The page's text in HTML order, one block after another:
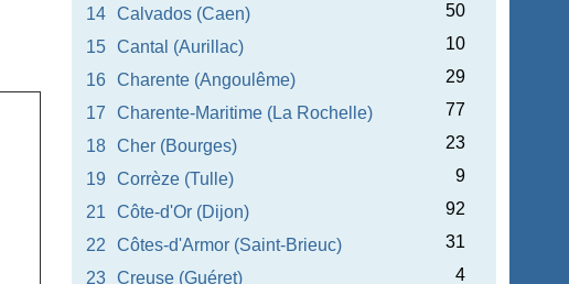
14
Calvados (Caen)
50
15
Cantal (Aurillac)
10
16
Charente (Angoulême)
29
17
Charente-Maritime (La Rochelle)
77
18
Cher (Bourges)
23
19
Corrèze (Tulle)
9
21
Côte-d'Or (Dijon)
92
22
Côtes-d'Armor (Saint-Brieuc)
31
23
Creuse (Guéret)
4